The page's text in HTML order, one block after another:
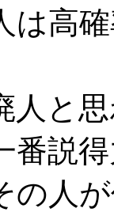
は高
人と
番説
の人